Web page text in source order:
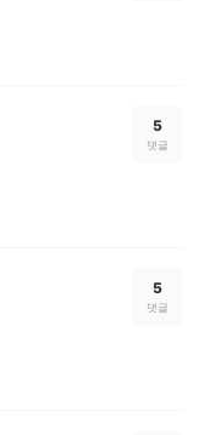
5
댓글
5
댓글